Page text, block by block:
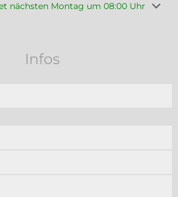
Öffnungs- oder Schließzeiten
nächsten Montag um 08:00 Uhr
Infos